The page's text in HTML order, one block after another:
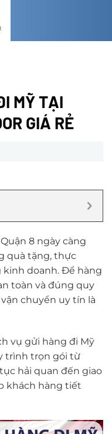
MỸ TẠI
GIÁ RẺ
8 ngày càng
quà tặng, thực
kinh doanh. Để hàng
toàn và đúng quy
chuyển uy tín là
vụ gửi hàng đi Mỹ
trình trọn gói từ
hải quan đến giao
khách hàng tiết